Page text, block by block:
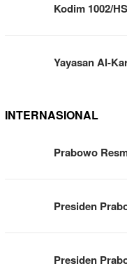
Kodim 1002/
Yayasan Al-
INTERNASIONAL
Prabowo
Presiden
Presiden